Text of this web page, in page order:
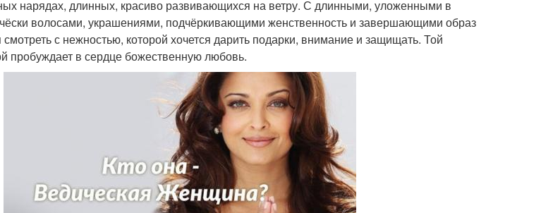
нарядах, длинных, красиво развивающихся на ветру. С длинными, уложенными в
волосами, украшениями, подчёркивающими женственность и завершающими образ
смотреть с нежностью, которой хочется дарить подарки, внимание и защищать. Той
пробуждает в сердце божественную любовь.